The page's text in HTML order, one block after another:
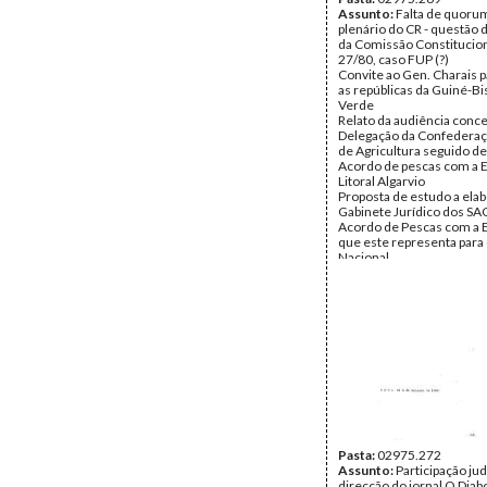
Assunto:Falta de
plenário do CR - questão
da Comissão
27/80, caso FUP (?)
Convite ao Gen. Charais
as repúblicas da Guiné-
Verde
Relato da audiência
Delegação da
de Agricultura seguido
Acordo de pescas com a
Litoral Algarvio
Proposta de estudo a
Gabinete Jurídico dos
Acordo de Pescas com a
que este representa
Nacional
dos guardas da PSP e as
Relato do Gen. Charais
visita à Líbia; convites de
Pasta:02975.272
Assunto:Participação